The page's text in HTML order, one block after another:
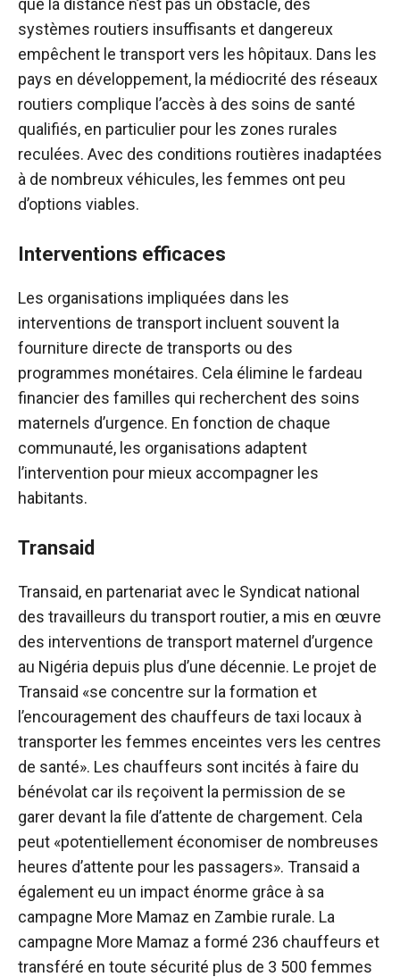
systèmes routiers insuffisants et dangereux
empêchent le transport vers les hôpitaux. Dans les
pays en développement, la médiocrité des réseaux
routiers complique l’accès à des soins de santé
qualifiés, en particulier pour les zones rurales
reculées. Avec des conditions routières inadaptées
à de nombreux véhicules, les femmes ont peu
d’options viables.
Interventions efficaces
Les organisations impliquées dans les
interventions de transport incluent souvent la
fourniture directe de transports ou des
programmes monétaires. Cela élimine le fardeau
financier des familles qui recherchent des soins
maternels d’urgence. En fonction de chaque
communauté, les organisations adaptent
l’intervention pour mieux accompagner les
habitants.
Transaid
Transaid, en partenariat avec le Syndicat national
des travailleurs du transport routier, a mis en œuvre
des interventions de transport maternel d’urgence
au Nigéria depuis plus d’une décennie. Le projet de
Transaid «se concentre sur la formation et
l’encouragement des chauffeurs de taxi locaux à
transporter les femmes enceintes vers les centres
de santé». Les chauffeurs sont incités à faire du
bénévolat car ils reçoivent la permission de se
garer devant la file d’attente de chargement. Cela
peut «potentiellement économiser de nombreuses
heures d’attente pour les passagers». Transaid a
également eu un impact énorme grâce à sa
campagne More Mamaz en Zambie rurale. La
campagne More Mamaz a formé 236 chauffeurs et
transféré en toute sécurité plus de 3 500 femmes